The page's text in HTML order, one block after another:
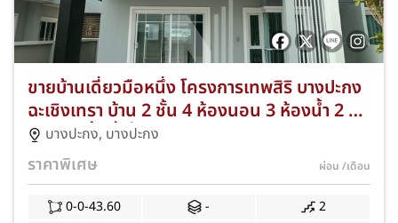
ขายบ้านเดี่ยวมือหนึ่ง โครงการเทพสิริ บางปะกง
ฉะเชิงเทรา บ้าน 2 ชั้น 4 ห้องนอน 3 ห้องน้ำ 2 ที่
จอดรถ พื้นที่เริ่มต้น 56.20 ตารางวา ทำเล
ศักยภาพติดถนนบางนา-ตราด พร้อมโปรโมชั่นข
องแถมครบ NKA-VP51-059
บางปะกง, บางปะกง
ราคาพิเศษ ผ่อน /เดือน
0-0-43.60 -
2